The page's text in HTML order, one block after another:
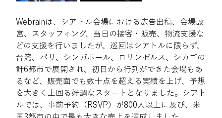
Webrainは、シアトル会場における広告出稿、会場設
営、スタッフィング、当日の接客・販売、物流支援な
どの支援を行いましたが、巡回はシアトルに限らず、
台湾、パリ、シンガポール、ロサンゼルス、シカゴの
計6都市で展開され、初日から行列ができた会場もあ
るなど、販売面でも数十点を超える実績を上げ、予想
を大きく上回る好調なスタートとなりました。シアト
ルでは、事前予約（RSVP）が800人以上に及び、米